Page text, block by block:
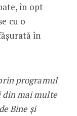
în opt
cu o
în
programul
din mai multe
Bine și